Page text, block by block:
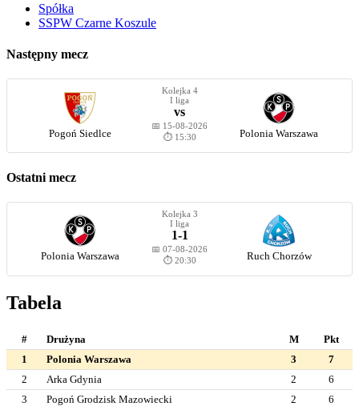
Spółka
SSPW Czarne Koszule
Następny mecz
Pogoń Siedlce
Kolejka 4
I liga
vs
📅 15-08-2026
⏱️ 15:30
Polonia Warszawa
Ostatni mecz
Polonia Warszawa
Kolejka 3
I liga
1-1
📅 07-08-2026
⏱️ 20:30
Ruch Chorzów
Tabela
# Drużyna M
Pkt
1
Polonia Warszawa 3
7
2
Arka Gdynia 2
6
3
Pogoń Grodzisk Mazowiecki 2
6